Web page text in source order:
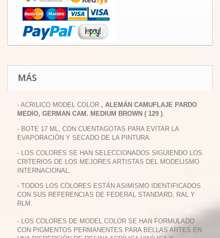
MÁS
- ACRILICO MODEL COLOR , ALEMÁN CAMUFLAJE PARDO
MEDIO, GERMAN CAM. MEDIUM BROWN ( 129 ).
- BOTE 17 ML, CON CUENTAGOTAS PARA EVITAR LA
EVAPORACIÓN Y SECADO DE LA PINTURA.
- LOS COLORES SE HAN SELECCIONADOS SIGUIENDO LOS
CRITERIOS DE LOS MEJORES ARTISTAS DEL MODELISMO
INTERNACIONAL.
- TODOS LOS COLORES ESTÁN ASIMISMO IDENTIFICADOS
CON SUS REFERENCIAS DE FEDERAL STANDARD, RAL Y
RLM.
- LOS COLORES DE MODEL COLOR SE HAN FORMULADO
CON PIGMENTOS PERMANENTES PARA BELLAS ARTES EN